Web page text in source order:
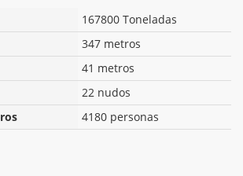
167800 Toneladas
347 metros
41 metros
22 nudos
4180 personas